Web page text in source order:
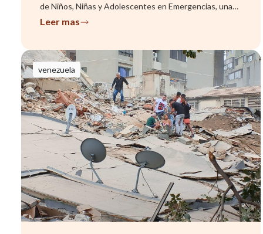
de Niños, Niñas y Adolescentes en Emergencias, una
herramienta que ...
Leer mas
venezuela